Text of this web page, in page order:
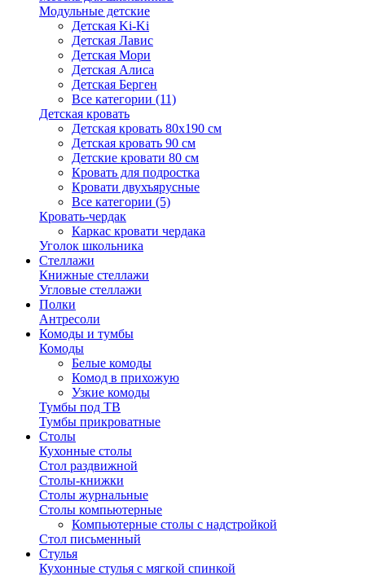
Модульные детские
Детская Ki-Ki
Детская Лавис
Детская Мори
Детская Алиса
Детская Берген
Все категории (11)
Детская кровать
Детская кровать 80х190 см
Детская кровать 90 см
Детские кровати 80 см
Кровать для подростка
Кровати двухъярусные
Все категории (5)
Кровать-чердак
Каркас кровати чердака
Уголок школьника
Стеллажи
Книжные стеллажи
Угловые стеллажи
Полки
Антресоли
Комоды и тумбы
Комоды
Белые комоды
Комод в прихожую
Узкие комоды
Тумбы под ТВ
Тумбы прикроватные
Столы
Кухонные столы
Стол раздвижной
Столы-книжки
Столы журнальные
Столы компьютерные
Компьютерные столы с надстройкой
Стол письменный
Стулья
Кухонные стулья с мягкой спинкой